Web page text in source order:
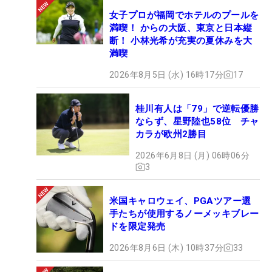
女子プロが福岡でホテルのプールを
満喫！ からの大阪、東京と日本縦
断！ 小林光希が充実の夏休みを大
満喫
2026年8月5日 (水) 16時17分 17
桂川有人は「79」で逆転優勝
ならず、星野陸也58位 チャ
カラが欧州2勝目
2026年6月8日 (月) 06時06分
3
米国キャロウェイ、PGAツアー選
手たちが使用するノーメッキブレー
ドを限定発売
2026年8月6日 (木) 10時37分 33